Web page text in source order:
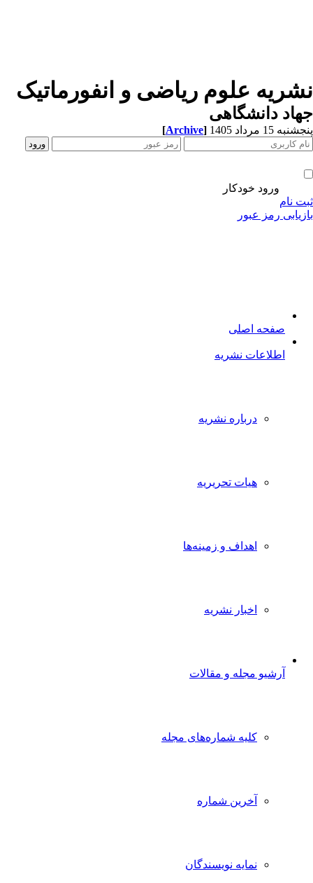
علوم ریاضی و انفورماتیک
دانشگاهی
15 مرداد 1405 [Archive]
ورود خودکار
نام
رمز عبور
صفحه اصلی
اطلاعات نشریه
درباره نشریه
هیات تحریریه
اهداف و زمینه‌ها
اخبار نشریه
آرشیو مجله و مقالات
کلیه شماره‌های مجله
آخرین شماره
نمایه نویسندگان